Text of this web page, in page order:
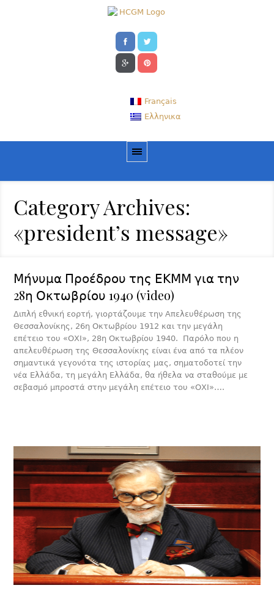
Français
Ελληνικα
Category Archives:
«president’s message»
Μήνυμα Προέδρου της ΕΚΜΜ για την
28η Οκτωβρίου 1940 (video)
Διπλή εθνική εορτή, γιορτάζουμε την Απελευθέρωση της
Θεσσαλονίκης, 26η Οκτωβρίου 1912 και την μεγάλη
επέτειο του «ΟΧΙ», 28η Οκτωβρίου 1940. Παρόλο που η
απελευθέρωση της Θεσσαλονίκης είναι ένα από τα πλέον
σημαντικά γεγονότα της ιστορίας μας, σηματοδοτεί την
νέα Ελλάδα, τη μεγάλη Ελλάδα, θα ήθελα να σταθούμε με
σεβασμό μπροστά στην μεγάλη επέτειο του «ΟΧΙ»….